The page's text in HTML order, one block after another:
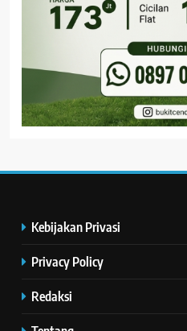
Kebijakan Privasi
Privacy Policy
Redaksi